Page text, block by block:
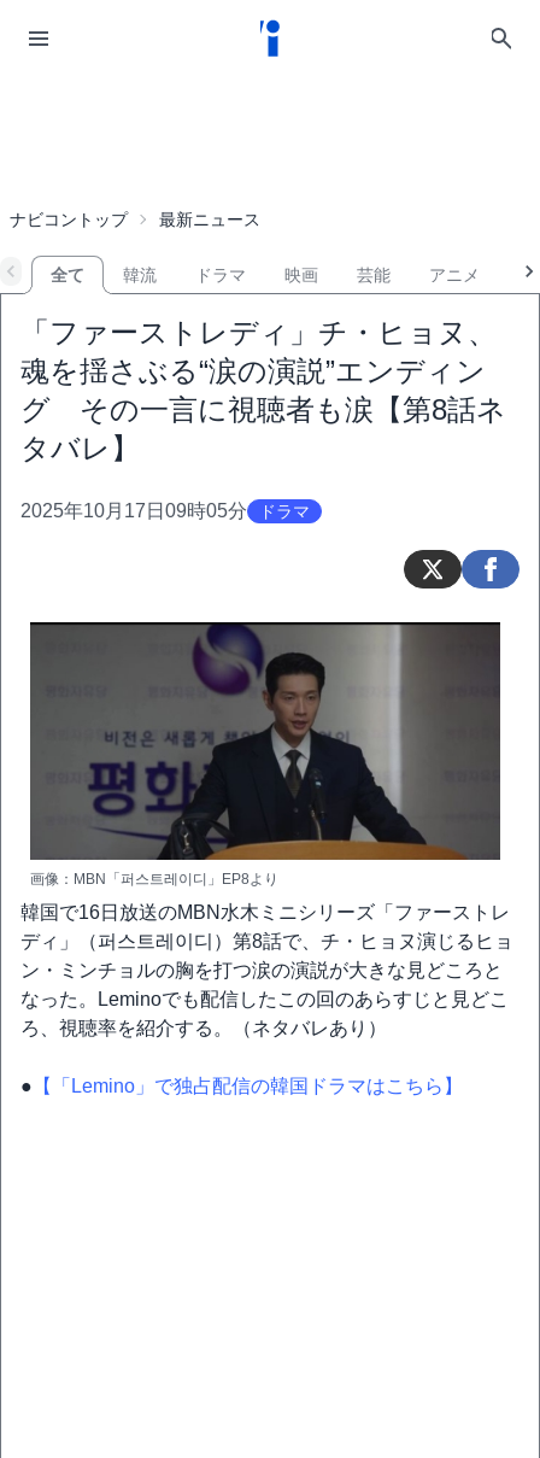
ナビコントップ 最新ニュース
全て 韓流 ドラマ 映画 芸能 アニメ
「ファーストレディ」チ・ヒョヌ、
魂を揺さぶる“涙の演説”エンディン
グ その一言に視聴者も涙【第8話ネ
タバレ】
2025年10月17日09時05分 ドラマ
画像：MBN「퍼스트레이디」EP8より
韓国で16日放送のMBN水木ミニシリーズ「ファーストレ
ディ」（퍼스트레이디）第8話で、チ・ヒョヌ演じるヒョ
ン・ミンチョルの胸を打つ涙の演説が大きな見どころと
なった。Leminoでも配信したこの回のあらすじと見どこ
ろ、視聴率を紹介する。（ネタバレあり）
● 【「Lemino」で独占配信の韓国ドラマはこちら】